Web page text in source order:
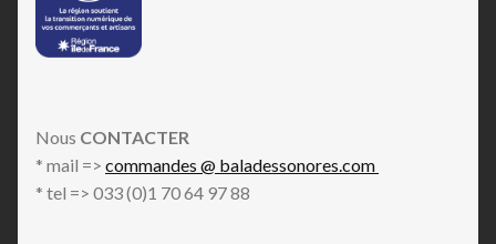
Nous CONTACTER
* mail => commandes @ baladessonores.com
* tel => 033 (0)1 70 64 97 88